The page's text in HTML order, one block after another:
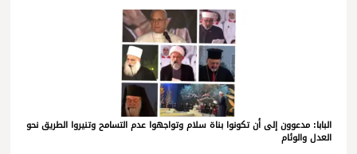
البابا: مدعوون إلى أن تكونوا بناة سلام وتواجهوا عدم التسامح وتنيروا الطريق نحو
العدل والوئام